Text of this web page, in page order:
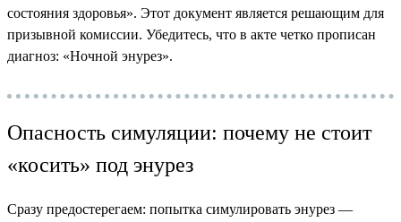
состояния здоровья». Этот документ является решающим для
призывной комиссии. Убедитесь, что в акте четко прописан
диагноз: «Ночной энурез».
Опасность симуляции: почему не стоит
«косить» под энурез
Сразу предостерегаем: попытка симулировать энурез —